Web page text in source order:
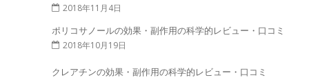
2018年11月4日
ポリコサノールの効果・副作用の科学的レビュー・口コミ
2018年10月19日
クレアチンの効果・副作用の科学的レビュー・口コミ